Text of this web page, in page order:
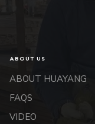
ABOUT US
ABOUT HUAYANG
FAQS
VIDEO